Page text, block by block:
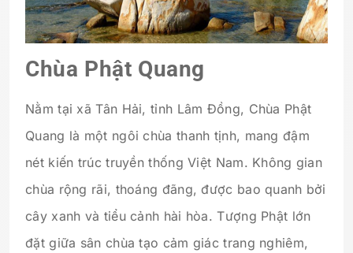
Chùa Phật Quang
Nằm tại xã Tân Hải, tỉnh Lâm Đồng, Chùa Phật
Quang là một ngôi chùa thanh tịnh, mang đậm
nét kiến trúc truyền thống Việt Nam. Không gian
chùa rộng rãi, thoáng đãng, được bao quanh bởi
cây xanh và tiểu cảnh hài hòa. Tượng Phật lớn
đặt giữa sân chùa tạo cảm giác trang nghiêm,